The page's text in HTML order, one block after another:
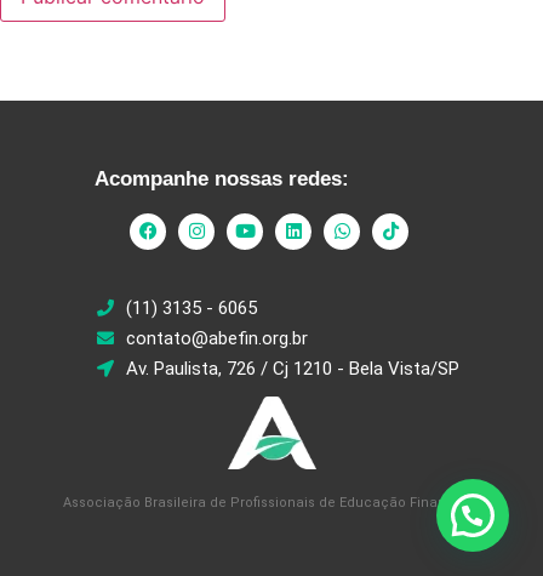
Acompanhe nossas redes:
(11) 3135 - 6065
contato@abefin.org.br
Av. Paulista, 726 / Cj 1210 - Bela Vista/SP
Associação Brasileira de Profissionais de Educação Financeira